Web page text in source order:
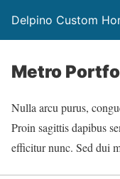
Delpino Custom
Metro
Nulla arcu purus,
Proin sagittis dapibus
efficitur nunc. Sed dui